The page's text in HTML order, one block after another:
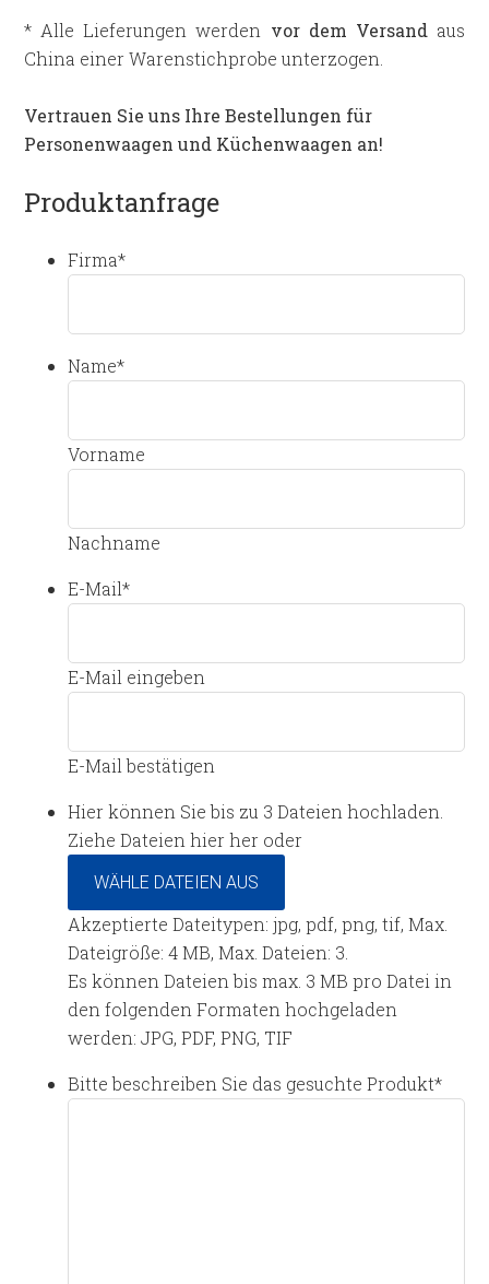
* Alle Lieferungen werden vor dem Versand aus
China einer Warenstichprobe unterzogen.
Vertrauen Sie uns Ihre Bestellungen für
Personenwaagen und Küchenwaagen an!
Produktanfrage
Firma*
Name*
Vorname
Nachname
E-Mail*
E-Mail eingeben
E-Mail bestätigen
Hier können Sie bis zu 3 Dateien hochladen.
Ziehe Dateien hier her oder
WÄHLE DATEIEN AUS
Akzeptierte Dateitypen: jpg, pdf, png, tif, Max.
Dateigröße: 4 MB, Max. Dateien: 3.
Es können Dateien bis max. 3 MB pro Datei in
den folgenden Formaten hochgeladen
werden: JPG, PDF, PNG, TIF
Bitte beschreiben Sie das gesuchte Produkt*